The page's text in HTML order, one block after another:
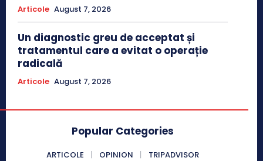
Articole August 7, 2026
Un diagnostic greu de acceptat și
tratamentul care a evitat o operație
radicală
Articole August 7, 2026
Popular Categories
ARTICOLE OPINION TRIPADVISOR